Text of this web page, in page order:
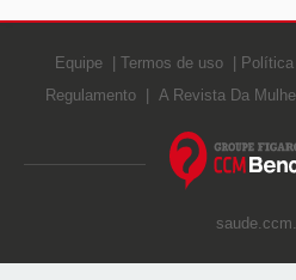
Equipe Termos de uso
Regulamento
A Revista Da